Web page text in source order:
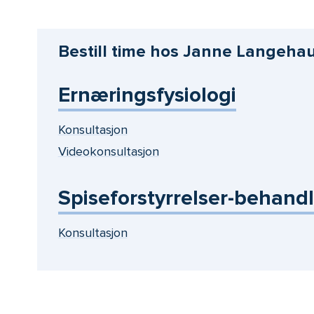
Bestill time hos Janne
Ernæringsfysiologi
Konsultasjon
Videokonsultasjon
Spiseforstyrrelser-
Konsultasjon